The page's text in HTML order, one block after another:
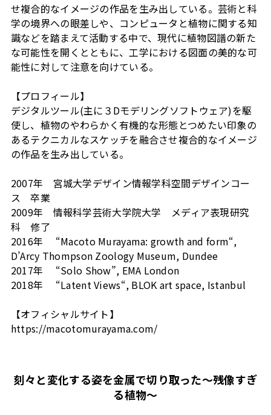
せ複合的なイメージの作品を生み出している。芸術と科
学の境界への眼差しや、コンピュータと植物に関する知
識などを踏まえて活動する中で、現代に植物図譜の新た
な可能性を開くとともに、工学における図面の美的な可
能性に対して注意を向けている。
【プロフィール】
デジタルツール(主に３Dモデリングソフトウェア)を駆
使し、植物のやわらかく有機的な形態とつめたい印象の
あるテクニカルなスケッチを融合させ複合的なイメージ
の作品を生み出している。
2007年 宮城大学デザイン情報学科空間デザインコー
ス 卒業
2009年 情報科学芸術大学院大学 メディア表現研究
科 修了
2016年 “Macoto Murayama: growth and form“,
D’Arcy Thompson Zoology Museum, Dundee
2017年 “Solo Show”, EMA London
2018年 “Latent Views“, BLOK art space, Istanbul
【オフィシャルサイト】
https://macotomurayama.com/
刻々と変化する姿を金属で切り取った～残像すぎ
る植物～